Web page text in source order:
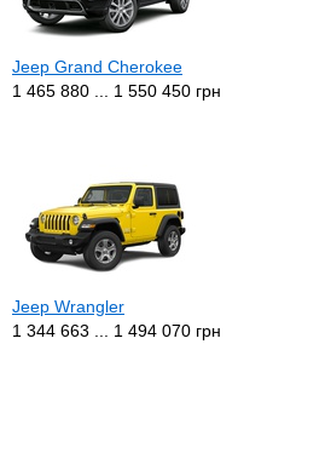
Jeep Grand Cherokee
1 465 880 ... 1 550 450 грн
Jeep Wrangler
1 344 663 ... 1 494 070 грн